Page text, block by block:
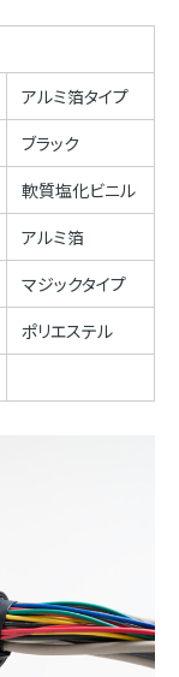
アルミ箔タイプ
ブラック
軟質塩化ビニル
アルミ箔
マジックタイプ
ポリエステル